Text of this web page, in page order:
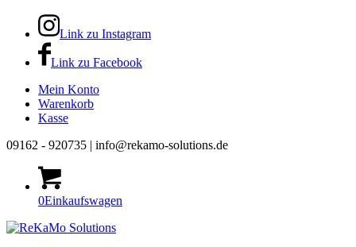
Link zu Instagram
Link zu Facebook
Mein Konto
Warenkorb
Kasse
09162 - 920735 | info@rekamo-solutions.de
0Einkaufswagen